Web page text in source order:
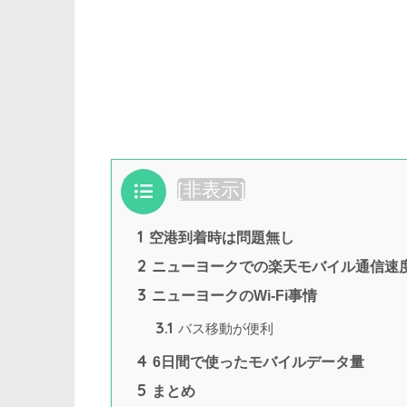
目次 [非表示]
1 空港到着時は問題無し
2 ニューヨークでの楽天モバイル通信速
3 ニューヨークのWi-Fi事情
3.1 バス移動が便利
4 6日間で使ったモバイルデータ量
5 まとめ